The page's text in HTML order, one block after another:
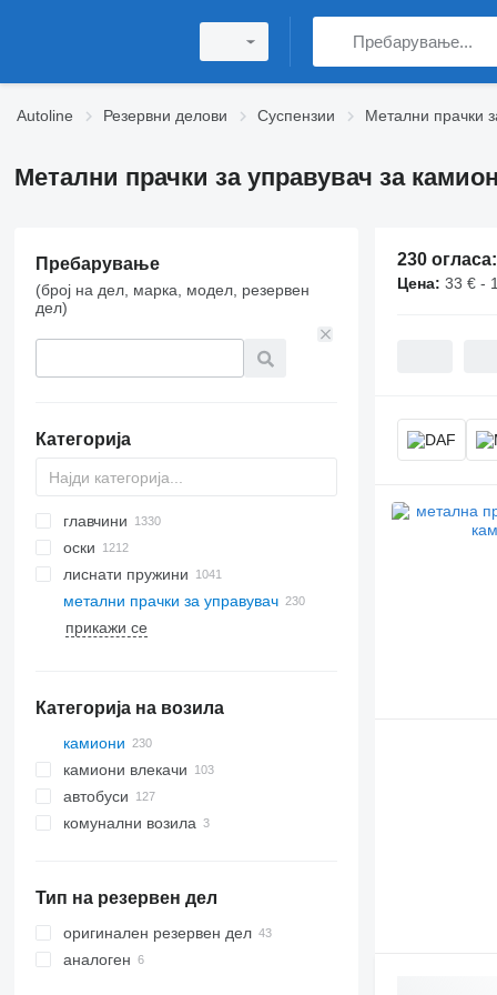
Autoline Резервни делови Суспензии Метални прачки
Метални прачки за управувач за
Пребарување
(број на дел, марка, модел, резервен
дел)
Категорија
главчини
оски
лиснати пружини
метални прачки за управувач
гасенични системи
прикажи се
Категорија на возила
камиони
камиони влекачи
автобуси
комунални возила
Тип на резервен дел
оригинален резервен дел
аналоген
230 огласа:
Цена: 33 € -